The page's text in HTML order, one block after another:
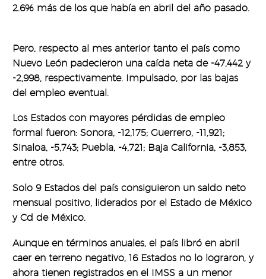
2.6% más de los que había en abril del año pasado.
Pero, respecto al mes anterior tanto el país como
Nuevo León padecieron una caída neta de -47,442 y
-2,998, respectivamente. Impulsado, por las bajas
del empleo eventual.
Los Estados con mayores pérdidas de empleo
formal fueron: Sonora, -12,175; Guerrero, -11,921;
Sinaloa, -5,743; Puebla, -4,721; Baja California, -3,853,
entre otros.
Solo 9 Estados del país consiguieron un saldo neto
mensual positivo, liderados por el Estado de México
y Cd de México.
Aunque en términos anuales, el país libró en abril
caer en terreno negativo, 16 Estados no lo lograron, y
ahora tienen registrados en el IMSS a un menor